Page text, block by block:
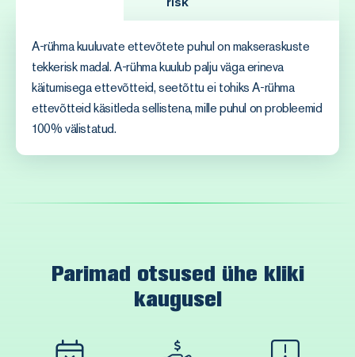
A-rühma kuuluvate ettevõtete puhul on makseraskuste
tekkerisk madal. A-rühma kuulub palju väga erineva
käitumisega ettevõtteid, seetõttu ei tohiks A-rühma
ettevõtteid käsitleda sellistena, mille puhul on probleemid
100% välistatud.
Parimad otsused ühe kliki
kaugusel